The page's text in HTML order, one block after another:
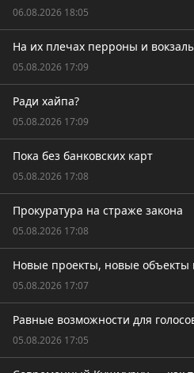
06.08.2026 18:05
На их плечах перроны и
05.08.2026 17:09
Ради хайпа?
05.08.2026 17:09
Пока без банковских карт
05.08.2026 17:08
Прокуратура на страже закона
05.08.2026 17:08
Новые проекты, новые объекты
05.08.2026 17:07
Равные возможности для
05.08.2026 17:05